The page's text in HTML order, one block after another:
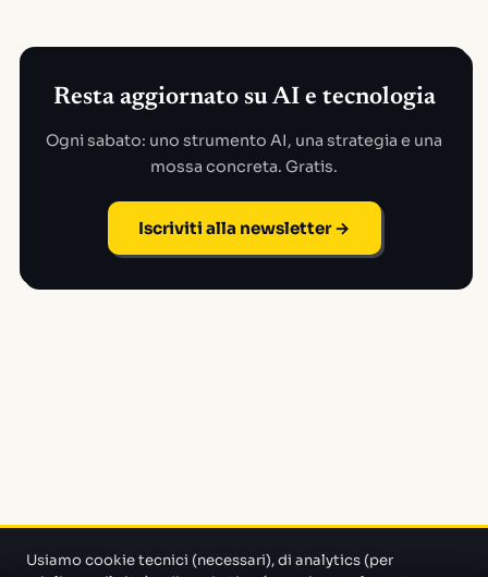
Resta aggiornato su AI e tecnologia
Ogni sabato: uno strumento AI, una strategia e una
mossa concreta. Gratis.
Iscriviti alla newsletter →
Usiamo cookie tecnici (necessari), di analytics (per